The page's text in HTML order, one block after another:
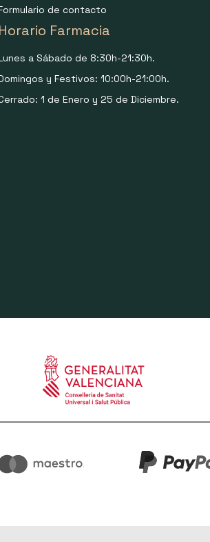
de contacto
Horario Farmacia
a Sábado de 8:30h-21:30h.
y Festivos: 10:00h-21:00h.
1 de Enero y 25 de Diciembre.